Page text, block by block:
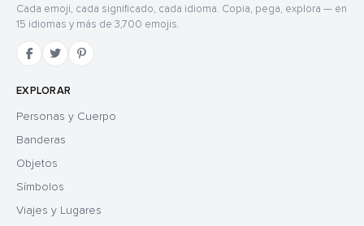
Cada emoji, cada significado, cada idioma. Copia, pega, explora — en
15 idiomas y más de 3,700 emojis.
EXPLORAR
Personas y Cuerpo
Banderas
Objetos
Símbolos
Viajes y Lugares